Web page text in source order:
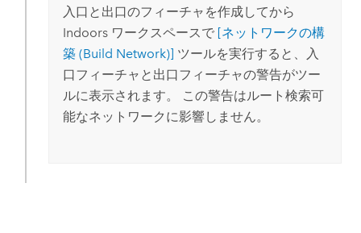
入口と出口のフィーチャを作成してから
Indoorsワークスペースで [ネットワークの構
築 (Build Network)] ツールを実行すると、入
口フィーチャと出口フィーチャの警告がツー
ルに表示されます。 この警告はルート検索可
能なネットワークに影響しません。